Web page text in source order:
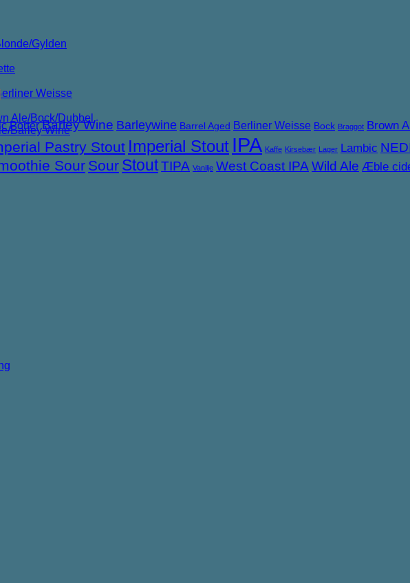
Gylden
Weisse
Ale/Bock/Dubbel
Barley Wine
Porter Barley Wine Barleywine Barrel Aged Berliner Weisse Bock Braggot Brown
Pastry Stout Imperial Stout IPA Kaffe Kirsebær Lager Lambic
Sour Sour StoutTIPA Vanilje West Coast IPA Wild Ale Æble